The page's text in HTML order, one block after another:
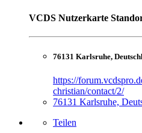
VCDS Nutzerkarte
76131 Karlsruhe,
https://
christian/contact/2/
76131 Karlsruhe,
Teilen